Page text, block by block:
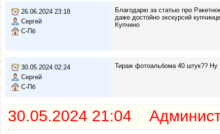
26.06.2024 23:18
Сергей
С-Пб
Благодарю за статью про
даже достойно экскурсий
Купчино
30.05.2024 02:24
Сергей
С-Пб
Тираж фотоальбома 40 штук?? Ну
30.05.2024 21:04